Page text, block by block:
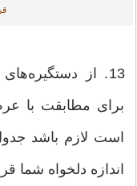
برای مطابقت با
است لازم باشد
اندازه دلخواه شما